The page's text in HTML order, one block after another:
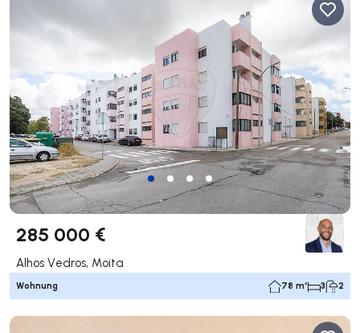
285 000 €
Alhos Vedros, Moita
Wohnung 78 m² 3 2